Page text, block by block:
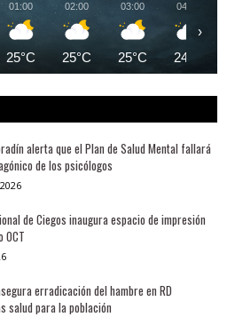
01:00
25°C
02:00
25°C
03:00
25°C
04:00
24°C
›
alerta que el Plan de Salud Mental fallará
de los psicólogos
de Ciegos inaugura espacio de impresión
OCT
erradicación del hambre en RD
salud para la población